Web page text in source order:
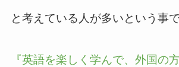
と考えている人が多いという事で
『英語を楽しく学んで、外国の